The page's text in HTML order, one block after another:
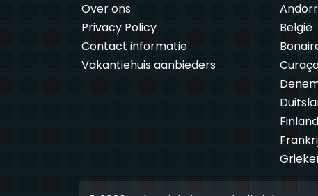
Over ons
Privacy Policy
Contact informatie
Vakantiehuis aanbieders
België
Finland